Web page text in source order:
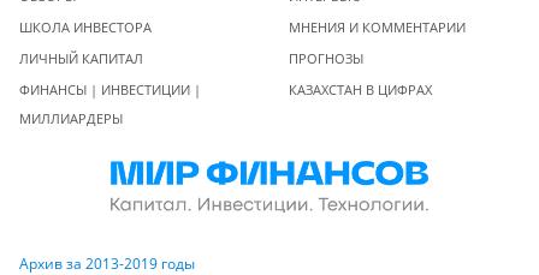
ШКОЛА ИНВЕСТОРА
ЛИЧНЫЙ КАПИТАЛ
ФИНАНСЫ | ИНВЕСТИЦИИ |
МИЛЛИАРДЕРЫ
МНЕНИЯ И КОММЕНТАРИИ
ПРОГНОЗЫ
КАЗАХСТАН В ЦИФРАХ
Архив за 2013-2019 годы